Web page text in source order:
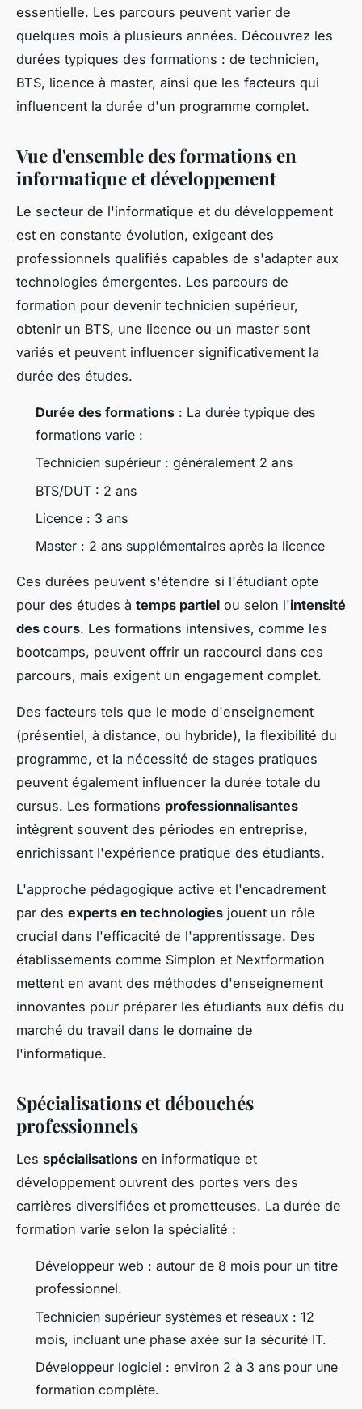
essentielle. Les parcours peuvent varier de
quelques mois à plusieurs années. Découvrez les
durées typiques des formations : de technicien,
BTS, licence à master, ainsi que les facteurs qui
influencent la durée d'un programme complet.
Vue d'ensemble des formations en
informatique et développement
Le secteur de l'informatique et du développement
est en constante évolution, exigeant des
professionnels qualifiés capables de s'adapter aux
technologies émergentes. Les parcours de
formation pour devenir technicien supérieur,
obtenir un BTS, une licence ou un master sont
variés et peuvent influencer significativement la
durée des études.
Durée des formations : La durée typique des
formations varie :
Technicien supérieur : généralement 2 ans
BTS/DUT : 2 ans
Licence : 3 ans
Master : 2 ans supplémentaires après la licence
Ces durées peuvent s'étendre si l'étudiant opte
pour des études à temps partiel ou selon l'intensité
des cours. Les formations intensives, comme les
bootcamps, peuvent offrir un raccourci dans ces
parcours, mais exigent un engagement complet.
Des facteurs tels que le mode d'enseignement
(présentiel, à distance, ou hybride), la flexibilité du
programme, et la nécessité de stages pratiques
peuvent également influencer la durée totale du
cursus. Les formations professionnalisantes
intègrent souvent des périodes en entreprise,
enrichissant l'expérience pratique des étudiants.
L'approche pédagogique active et l'encadrement
par des experts en technologies jouent un rôle
crucial dans l'efficacité de l'apprentissage. Des
établissements comme Simplon et Nextformation
mettent en avant des méthodes d'enseignement
innovantes pour préparer les étudiants aux défis du
marché du travail dans le domaine de
l'informatique.
Spécialisations et débouchés
professionnels
Les spécialisations en informatique et
développement ouvrent des portes vers des
carrières diversifiées et prometteuses. La durée de
formation varie selon la spécialité :
Développeur web : autour de 8 mois pour un titre
professionnel.
Technicien supérieur systèmes et réseaux : 12
mois, incluant une phase axée sur la sécurité IT.
Développeur logiciel : environ 2 à 3 ans pour une
formation complète.